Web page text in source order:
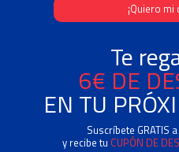
Te
6€ DE
EN TU
Suscríbete GRATIS
y recibe tu CUPÓN DE